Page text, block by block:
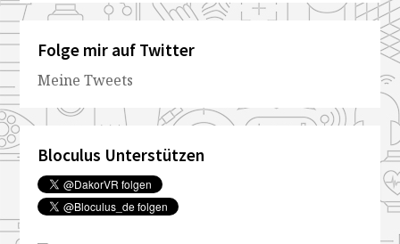
Folge mir auf Twitter
Meine Tweets
Bloculus Unterstützen